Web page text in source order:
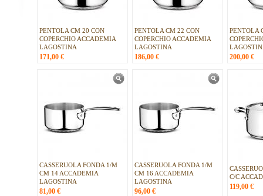
PENTOLA CM 20 CON
COPERCHIO ACCADEMIA
LAGOSTINA
171,00 €
PENTOLA CM 22 CON
COPERCHIO ACCADEMIA
LAGOSTINA
186,00 €
PENTOLA
200,00 €
CASSERUOLA FONDA 1/M
CM 14 ACCADEMIA
LAGOSTINA
81,00 €
CASSERUOLA FONDA 1/M
CM 16 ACCADEMIA
LAGOSTINA
96,00 €
C/C
119,00 €